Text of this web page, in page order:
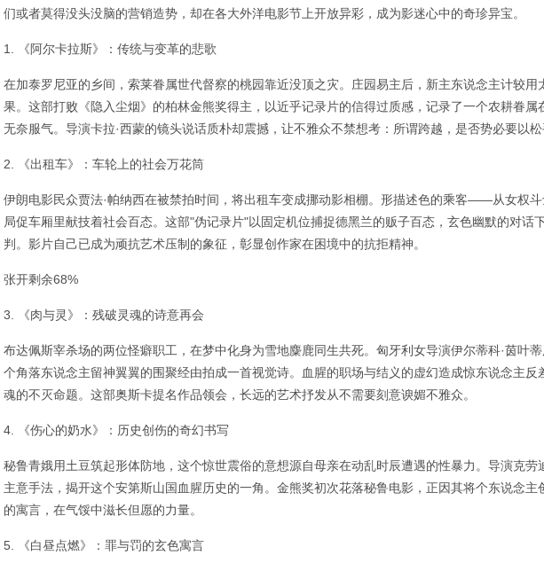
们或者莫得没头没脑的营销造势，却在各大外洋电影节上开放异彩，成为影迷心中的奇珍异宝。
1. 《阿尔卡拉斯》：传统与变革的悲歌
在加泰罗尼亚的乡间，索莱眷属世代督察的桃园靠近没顶之灾。庄园易主后，新主东说念主计较用
果。这部打败《隐入尘烟》的柏林金熊奖得主，以近乎记录片的信得过质感，记录了一个农耕眷属
无奈服气。导演卡拉·西蒙的镜头说话质朴却震撼，让不雅众不禁想考：所谓跨越，是否势必要以
2. 《出租车》：车轮上的社会万花筒
伊朗电影民众贾法·帕纳西在被禁拍时间，将出租车变成挪动影相棚。形描述色的乘客——从女权
局促车厢里献技着社会百态。这部"伪记录片"以固定机位捕捉德黑兰的贩子百态，玄色幽默的对话
判。影片自己已成为顽抗艺术压制的象征，彰显创作家在困境中的抗拒精神。
张开剩余68%
3. 《肉与灵》：残破灵魂的诗意再会
布达佩斯宰杀场的两位怪癖职工，在梦中化身为雪地麋鹿同生共死。匈牙利女导演伊尔蒂科·茵叶
个角落东说念主留神翼翼的围聚经由拍成一首视觉诗。血腥的职场与结义的虚幻造成惊东说念主反
魂的不灭命题。这部奥斯卡提名作品领会，长远的艺术抒发从不需要刻意谀媚不雅众。
4. 《伤心的奶水》：历史创伤的奇幻书写
秘鲁青娥用土豆筑起形体防地，这个惊世震俗的意想源自母亲在动乱时辰遭遇的性暴力。导演克劳
主意手法，揭开这个安第斯山国血腥历史的一角。金熊奖初次花落秘鲁电影，正因其将个东说念主
的寓言，在气馁中滋长但愿的力量。
5. 《白昼点燃》：罪与罚的玄色寓言